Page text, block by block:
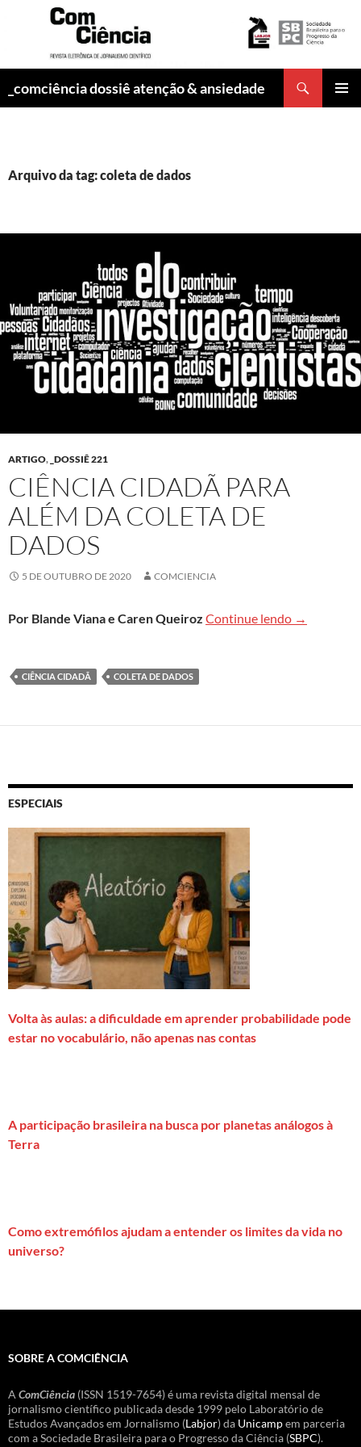
_comciência dossiê atenção & ansiedade
Arquivo da tag: coleta de dados
ARTIGO, _DOSSIÊ 221
CIÊNCIA CIDADÃ PARA
ALÉM DA COLETA DE
DADOS
5 DE OUTUBRO DE 2020 COMCIENCIA
Por Blande Viana e Caren Queiroz Continue lendo Ciência
→
CIÊNCIA CIDADÃ COLETA DE DADOS
ESPECIAIS
Volta às aulas: a dificuldade em aprender probabilidade pode
estar no vocabulário, não apenas nas contas
A participação brasileira na busca por planetas análogos à
Terra
Como extremófilos ajudam a entender os limites da vida no
universo?
SOBRE A COMCIÊNCIA
A ComCiência (ISSN 1519-7654) é uma revista digital mensal de
jornalismo científico publicada desde 1999 pelo Laboratório de
Estudos Avançados em Jornalismo (Labjor) da Unicampem parceria
com a Sociedade Brasileira para o Progresso da Ciência (SBPC).